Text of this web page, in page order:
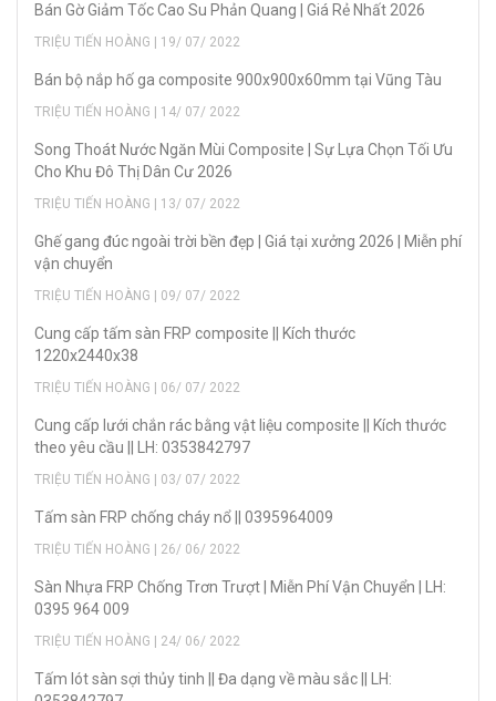
Bán Gờ Giảm Tốc Cao Su Phản Quang | Giá Rẻ Nhất 2026
TRIỆU TIẾN HOÀNG | 19/ 07/ 2022
Bán bộ nắp hố ga composite 900x900x60mm tại Vũng Tàu
TRIỆU TIẾN HOÀNG | 14/ 07/ 2022
Song Thoát Nước Ngăn Mùi Composite | Sự Lựa Chọn Tối Ưu
Cho Khu Đô Thị Dân Cư 2026
TRIỆU TIẾN HOÀNG | 13/ 07/ 2022
Ghế gang đúc ngoài trời bền đẹp | Giá tại xưởng 2026 | Miễn phí
vận chuyển
TRIỆU TIẾN HOÀNG | 09/ 07/ 2022
Cung cấp tấm sàn FRP composite || Kích thước
1220x2440x38
TRIỆU TIẾN HOÀNG | 06/ 07/ 2022
Cung cấp lưới chắn rác bằng vật liệu composite || Kích thước
theo yêu cầu || LH: 0353842797
TRIỆU TIẾN HOÀNG | 03/ 07/ 2022
Tấm sàn FRP chống cháy nổ || 0395964009
TRIỆU TIẾN HOÀNG | 26/ 06/ 2022
Sàn Nhựa FRP Chống Trơn Trượt | Miễn Phí Vận Chuyển | LH:
0395 964 009
TRIỆU TIẾN HOÀNG | 24/ 06/ 2022
Tấm lót sàn sợi thủy tinh || Đa dạng về màu sắc || LH: